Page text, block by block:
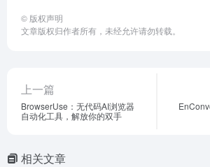
© 版权声明
文章版权归作者所有，未经允许请勿转载。
上一篇
BrowserUse：无代码AI浏览器
自动化工具，解放你的双手
相关文章